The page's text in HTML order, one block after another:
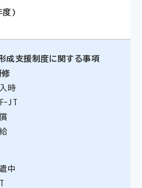
度)
成支援制度に関する事項
修
時
JT
中